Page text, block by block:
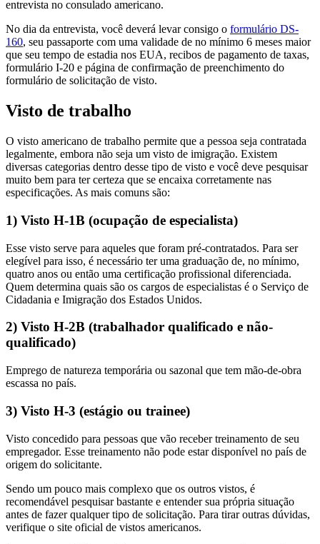
entrevista no consulado americano.
No dia da entrevista, você deverá levar consigo o formulário DS-
160, seu passaporte com uma validade de no mínimo 6 meses maior
que seu tempo de estadia nos EUA, recibos de pagamento de taxas,
formulário I-20 e página de confirmação de preenchimento do
formulário de solicitação de visto.
Visto de trabalho
O visto americano de trabalho permite que a pessoa seja contratada
legalmente, embora não seja um visto de imigração. Existem
diversas categorias dentro desse tipo de visto e você deve pesquisar
muito bem para ter certeza que se encaixa corretamente nas
especificações. As mais comuns são:
1) Visto H-1B (ocupação de especialista)
Esse visto serve para aqueles que foram pré-contratados. Para ser
elegível para isso, é necessário ter uma graduação de, no mínimo,
quatro anos ou então uma certificação profissional diferenciada.
Quem determina quais são os cargos de especialistas é o Serviço de
Cidadania e Imigração dos Estados Unidos.
2) Visto H-2B (trabalhador qualificado e não-
qualificado)
Emprego de natureza temporária ou sazonal que tem mão-de-obra
escassa no país.
3) Visto H-3 (estágio ou trainee)
Visto concedido para pessoas que vão receber treinamento de seu
empregador. Esse treinamento não pode estar disponível no país de
origem do solicitante.
Sendo um pouco mais complexo que os outros vistos, é
recomendável pesquisar bastante e entender sua própria situação
antes de fazer qualquer tipo de solicitação. Para tirar outras dúvidas,
verifique o site oficial de vistos americanos.